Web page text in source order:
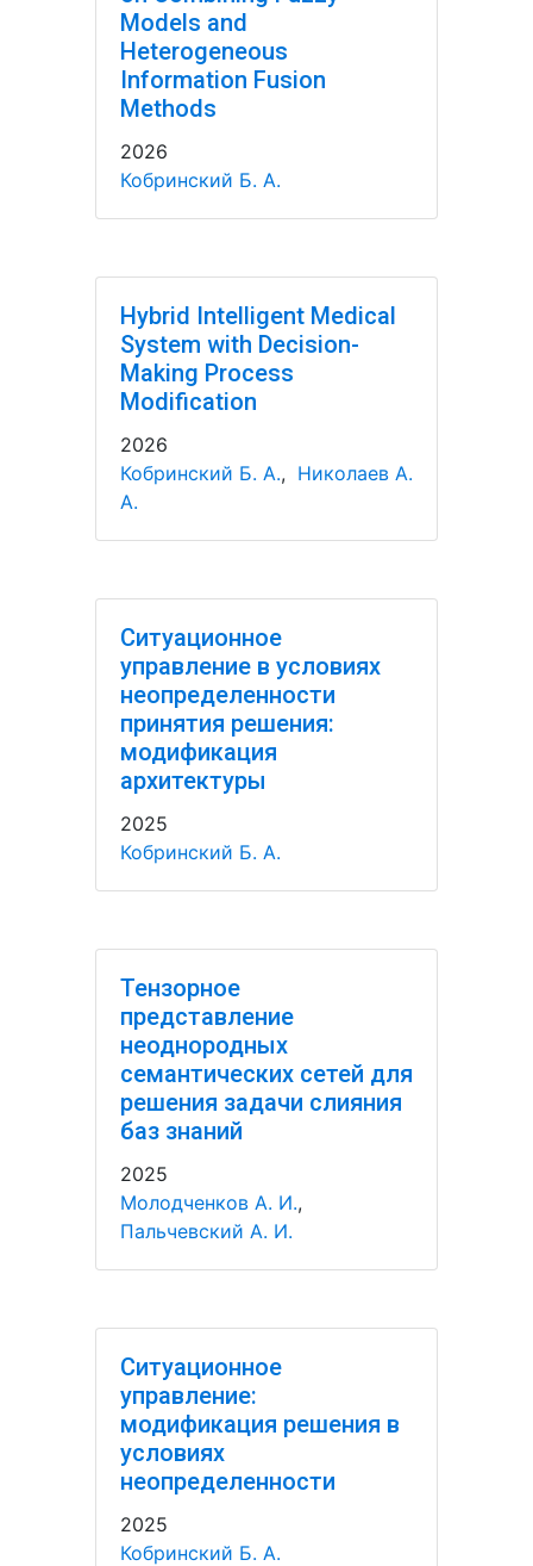
Models and
Heterogeneous
Information Fusion
Methods
2026
Кобринский Б. А.
Hybrid Intelligent Medical
System with Decision-
Making Process
Modification
2026
Кобринский Б. А., Николаев А.
А.
Ситуационное
управление в условиях
неопределенности
принятия решения:
модификация
архитектуры
2025
Кобринский Б. А.
Тензорное
представление
неоднородных
семантических сетей для
решения задачи слияния
баз знаний
2025
Молодченков А. И.,
Пальчевский А. И.
Ситуационное
управление:
модификация решения в
условиях
неопределенности
2025
Кобринский Б. А.